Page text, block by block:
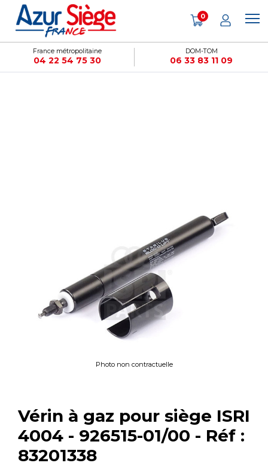
France métropolitaine
04 22 54 75 30
DOM-TOM
06 33 83 11 09
0
Vérin à gaz pour siège ISRI
4004 - 926515-01/00 - Réf :
83201338
Photo non contractuelle
Panneau de gestion des cookies